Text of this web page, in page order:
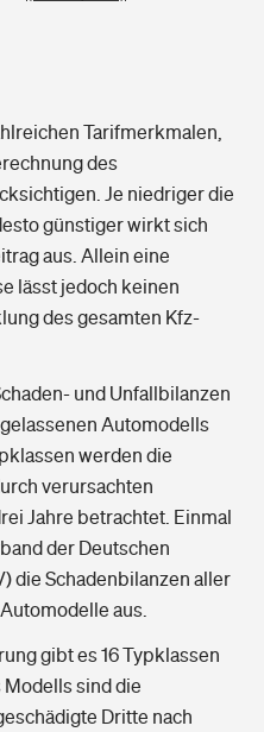
Tarifmerkmalen,
des
Je niedriger die
günstiger wirkt sich
aus. Allein eine
lässt jedoch keinen
des gesamten Kfz-
und Unfallbilanzen
Automodells
werden die
verursachten
Jahre betrachtet. Einmal
der Deutschen
die Schadenbilanzen aller
aus.
gibt es 16 Typklassen
Modells sind die
Dritte nach